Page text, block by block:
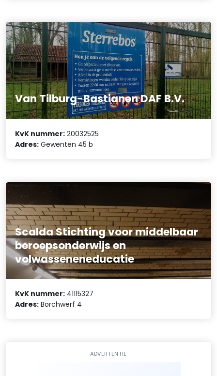
Van Tilburg-Bastianen DAF B.V.
KvK nummer: 20032525
Adres: Gewenten 45 b
Scalda Stichting voor middelbaar
beroepsonderwijs en
volwasseneneducatie
KvK nummer: 41115327
Adres: Borchwerf 4
ADVERTENTIE